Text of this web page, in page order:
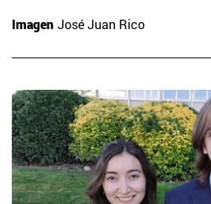
Imagen José Juan Rico